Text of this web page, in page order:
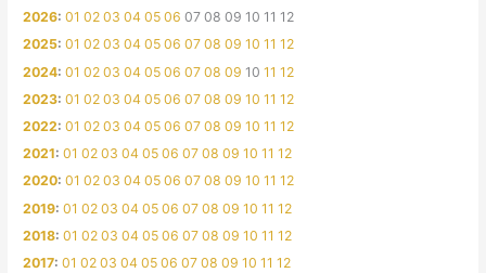
2026:01 02 03 04 05 06 07 08 09 10 11 12
2025:01 02 03 04 05 06 07 08 09 10 11 12
2024:01 02 03 04 05 06 07 08 09 10 11 12
2023:01 02 03 04 05 06 07 08 09 10 11 12
2022:01 02 03 04 05 06 07 08 09 10 11 12
2021:01 02 03 04 05 06 07 08 09 10 11 12
2020:01 02 03 04 05 06 07 08 09 10 11 12
2019:01 02 03 04 05 06 07 08 09 10 11 12
2018:01 02 03 04 05 06 07 08 09 10 11 12
2017:01 02 03 04 05 06 07 08 09 10 11 12